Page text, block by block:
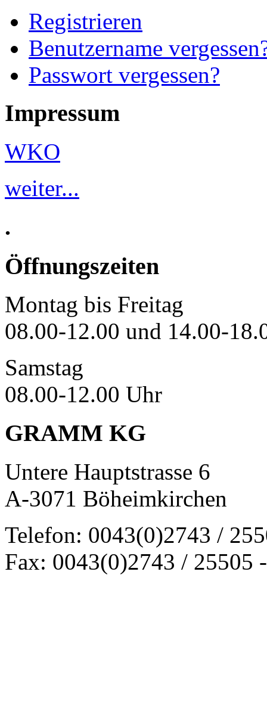
Registrieren
Benutzername
Passwort vergessen?
Impressum
WKO
weiter...
.
Öffnungszeiten
Montag bis Freitag
08.00-12.00 und 14.00-
Samstag
08.00-12.00 Uhr
GRAMM KG
Untere Hauptstrasse 6
A-3071 Böheimkirchen
Telefon: 0043(0)2743 /
Fax: 0043(0)2743 / 25505